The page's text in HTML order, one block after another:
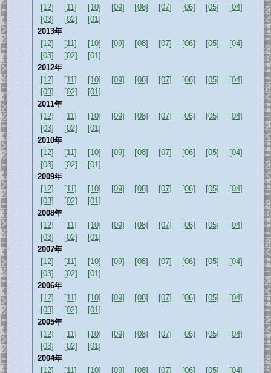
[12]
[11] [10] [09] [08] [07] [06] [05]
[04]
[03]
[02]
[01]
2013年
[12]
[11] [10] [09] [08] [07] [06] [05]
[04]
[03]
[02]
[01]
2012年
[12]
[11] [10] [09] [08] [07] [06] [05]
[04]
[03]
[02]
[01]
2011年
[12]
[11] [10] [09] [08] [07] [06] [05]
[04]
[03]
[02]
[01]
2010年
[12]
[11] [10] [09] [08] [07] [06] [05]
[04]
[03]
[02]
[01]
2009年
[12]
[11] [10] [09] [08] [07] [06] [05]
[04]
[03]
[02]
[01]
2008年
[12]
[11] [10] [09] [08] [07] [06] [05]
[04]
[03]
[02]
[01]
2007年
[12]
[11] [10] [09] [08] [07] [06] [05]
[04]
[03]
[02]
[01]
2006年
[12]
[11] [10] [09] [08] [07] [06] [05]
[04]
[03]
[02]
[01]
2005年
[12]
[11] [10] [09] [08] [07] [06] [05]
[04]
[03]
[02]
[01]
2004年
[12]
[11] [10] [09] [08] [07] [06] [05] [04]